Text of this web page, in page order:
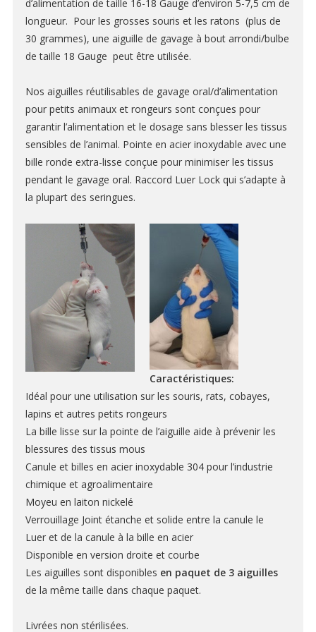
SOUS-GILETS
HOUSSES ET SACS
MICRO-INJECTEURS
CANULES DE GAVAGE
CANULES POUR MICRO-INJECTION CÉRÉBRALE
POMPES OSMOTIQUES
PRÉLEVEMENTS SANGUIN
BIOLOGIE CELLULAIRE ET MOLÉCULAIRE
Dissociateurs pour suspension unicellulaire
Compteurs de cellule automatisés
Produits de séparation de cellules
Centrifugeuses
Incubateurs de C02
HISTOLOGIE ET PATHOLOGIE
RÉACTIFS ET CONSOMMABLES
BAINS D’ORGANE
d’alimentation de taille 16-18 Gauge d’environ 5-7,5 cm de
longueur. Pour les grosses souris et les ratons (plus de
30 grammes), une aiguille de gavage à bout arrondi/bulbe
de taille 18 Gauge peut être utilisée.
Nos aiguilles réutilisables de gavage oral/d’alimentation
pour petits animaux et rongeurs sont conçues pour
garantir l’alimentation et le dosage sans blesser les tissus
sensibles de l’animal. Pointe en acier inoxydable avec une
bille ronde extra-lisse conçue pour minimiser les tissus
pendant le gavage oral. Raccord Luer Lock qui s’adapte à
la plupart des seringues.
Caractéristiques:
Idéal pour une utilisation sur les souris, rats, cobayes,
lapins et autres petits rongeurs
La bille lisse sur la pointe de l’aiguille aide à prévenir les
blessures des tissus mous
Canule et billes en acier inoxydable 304 pour l’industrie
chimique et agroalimentaire
Moyeu en laiton nickelé
Verrouillage Joint étanche et solide entre la canule le
Luer et de la canule à la bille en acier
Disponible en version droite et courbe
Les aiguilles sont disponibles en paquet de 3 aiguilles
de la même taille dans chaque paquet.
Livrées non stérilisées.